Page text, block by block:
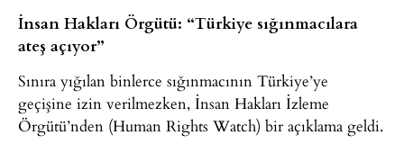
İnsan Hakları Örgütü: “Türkiye sığınmacılara
ateş açıyor”
Sınıra yığılan binlerce sığınmacının Türkiye’ye
geçişine izin verilmezken, İnsan Hakları İzleme
Örgütü’nden (Human Rights Watch) bir açıklama geldi.